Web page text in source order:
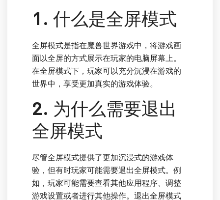
1. 什么是全屏模式
全屏模式是指在魔兽世界游戏中，将游戏画
面以全屏的方式展示在玩家的电脑屏幕上。
在全屏模式下，玩家可以充分沉浸在游戏的
世界中，享受更加真实的游戏体验。
2. 为什么需要退出
全屏模式
尽管全屏模式提供了更加沉浸式的游戏体
验，但有时玩家可能需要退出全屏模式。例
如，玩家可能需要查看其他应用程序、调整
游戏设置或者进行其他操作。退出全屏模式